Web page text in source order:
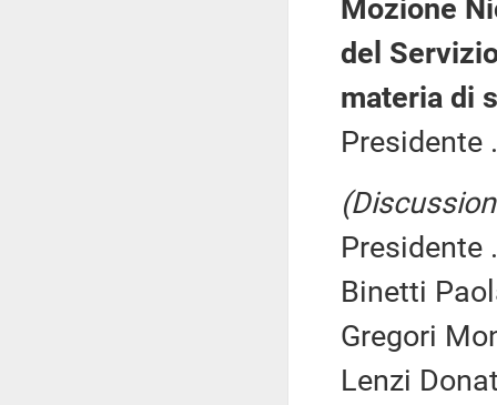
Mozione
del
materia di
Presidente
Presidente
Binetti
Gregori
Lenzi